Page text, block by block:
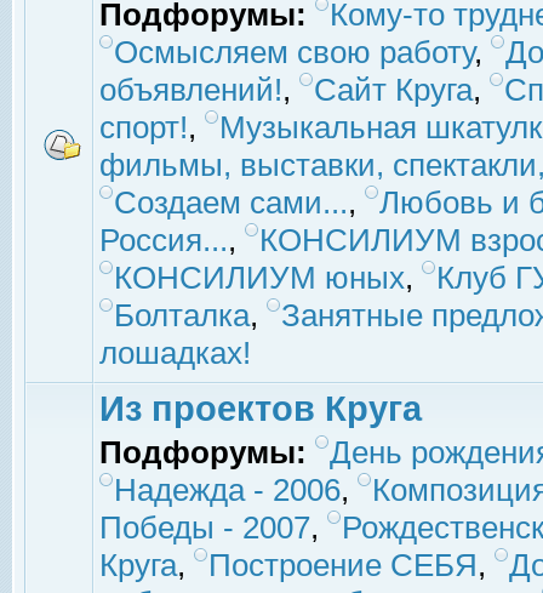
Подфорумы:
Кому-то
Осмысляем свою работу,
объявлений!, Сайт Круга,
спорт!,
Музыкальная
фильмы, выставки,
Создаем сами...,
Любовь и
Россия...,
КОНСИЛИУМ
КОНСИЛИУМ юных,
Клуб
Болталка,
Занятные
лошадках!
Из проектов Круга
Подфорумы:
День
Надежда - 2006,
Победы - 2007,
Круга, Построение СЕБЯ,